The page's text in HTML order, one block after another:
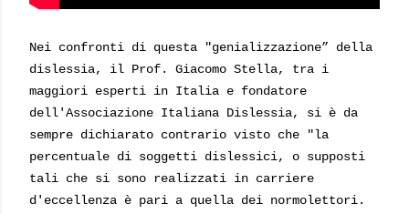
Nei confronti di questa "genializzazione” della
dislessia, il Prof. Giacomo Stella, tra i
maggiori esperti in Italia e fondatore
dell'Associazione Italiana Dislessia, si è da
sempre dichiarato contrario visto che "la
percentuale di soggetti dislessici, o supposti
tali che si sono realizzati in carriere
d'eccellenza è pari a quella dei normolettori.